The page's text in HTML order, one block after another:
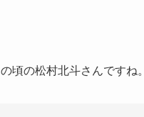
頃の松村北斗さんですね。